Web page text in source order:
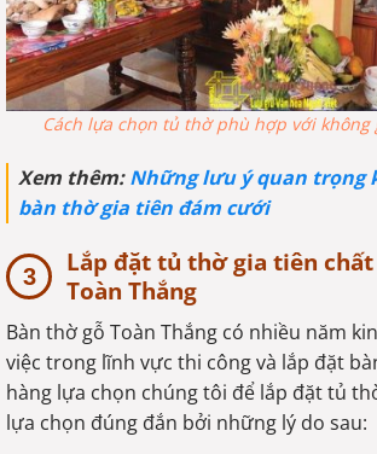
Cách lựa chọn tủ thờ phù hợp với
Xem thêm:Những lưu ý quan trọng
bàn thờ gia tiên đám cưới
Lắp đặt tủ thờ gia tiên
Toàn Thắng
Bàn thờ gỗ Toàn Thắng có nhiều năm
việc trong lĩnh vực thi công và lắp đặt
hàng lựa chọn chúng tôi để lắp đặt tủ
lựa chọn đúng đắn bởi những lý do sau: